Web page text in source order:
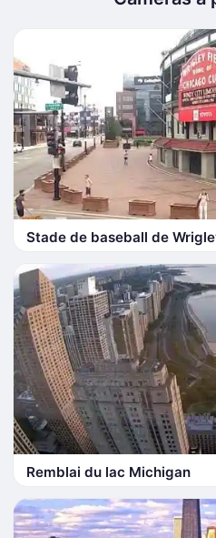
Stade de baseball de
Remblai du lac Michigan